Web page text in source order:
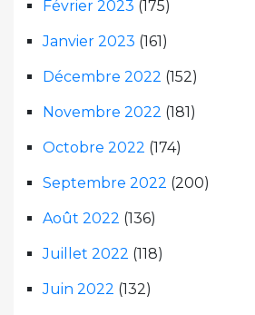
Février 2023 (175)
Janvier 2023 (161)
Décembre 2022 (152)
Novembre 2022 (181)
Octobre 2022 (174)
Septembre 2022 (200)
Août 2022 (136)
Juillet 2022 (118)
Juin 2022 (132)